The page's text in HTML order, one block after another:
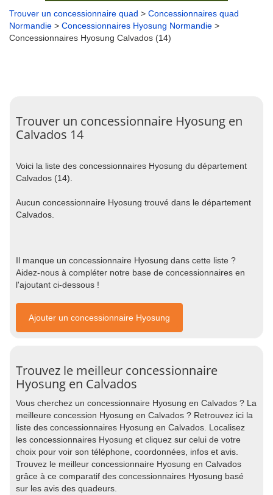
Trouver un concessionnaire quad > Concessionnaires quad
Normandie > Concessionnaires Hyosung Normandie >
Concessionnaires Hyosung Calvados (14)
Trouver un concessionnaire Hyosung en
Calvados 14
Voici la liste des concessionnaires Hyosung du département
Calvados (14).
Aucun concessionnaire Hyosung trouvé dans le département
Calvados.
Il manque un concessionnaire Hyosung dans cette liste ?
Aidez-nous à compléter notre base de concessionnaires en
l'ajoutant ci-dessous !
Ajouter un concessionnaire Hyosung
Trouvez le meilleur concessionnaire
Hyosung en Calvados
Vous cherchez un concessionnaire Hyosung en Calvados ? La
meilleure concession Hyosung en Calvados ? Retrouvez ici la
liste des concessionnaires Hyosung en Calvados. Localisez
les concessionnaires Hyosung et cliquez sur celui de votre
choix pour voir son téléphone, coordonnées, infos et avis.
Trouvez le meilleur concessionnaire Hyosung en Calvados
grâce à ce comparatif des concessionnaires Hyosung basé
sur les avis des quadeurs.